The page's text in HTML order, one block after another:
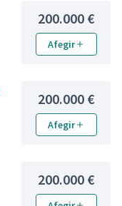
200.000 €
Afegir
200.000 €
Afegir
200.000 €